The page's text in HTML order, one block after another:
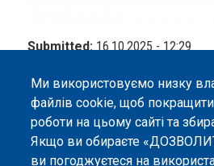
Submitted:16.10.2025 - 12:29
Ми використовуємо низку
файлів cookie, щоб
роботи на цьому сайті та
Якщо ви обираєте
ви погоджуєтеся на